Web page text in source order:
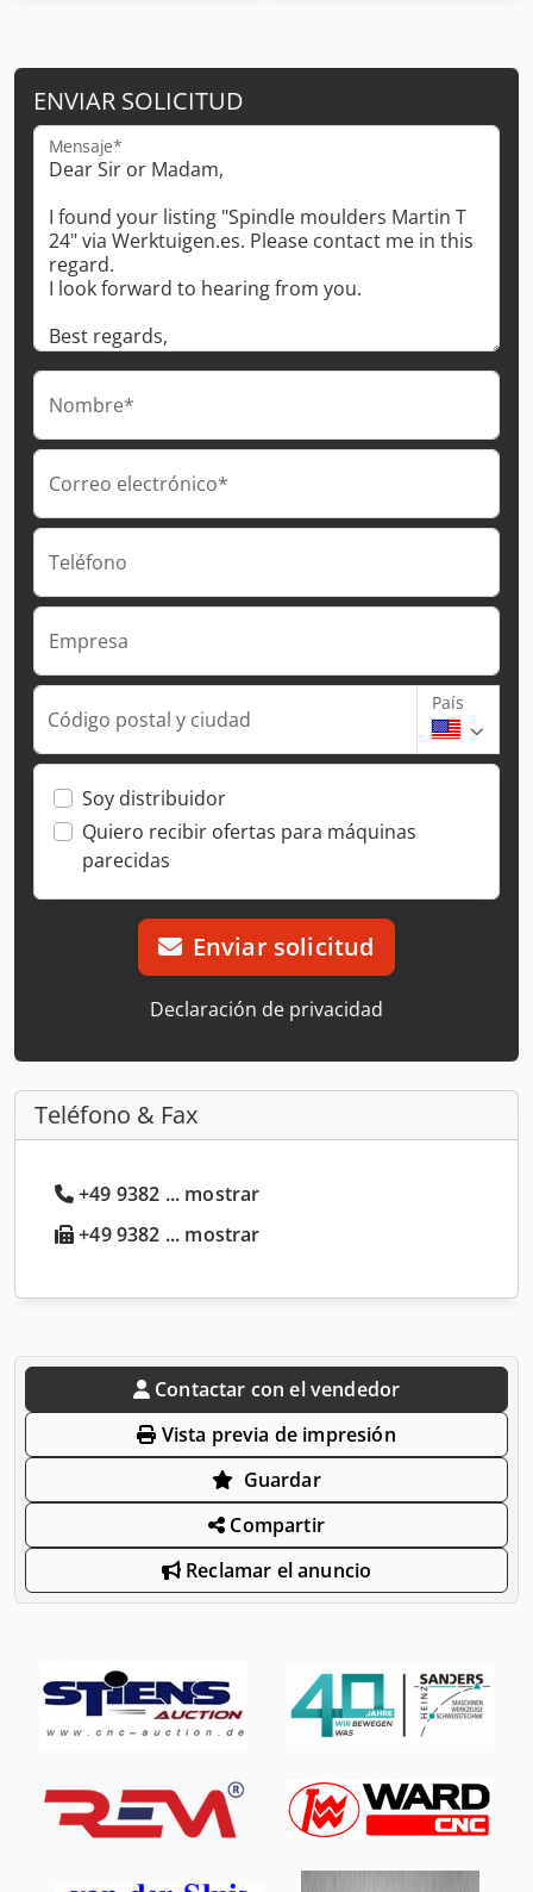
ENVIAR SOLICITUD
Mensaje*
Nombre*
Correo electrónico*
Teléfono
Empresa
Código postal y ciudad
País
Soy distribuidor
Quiero recibir ofertas para máquinas
parecidas
Enviar solicitud
Declaración de privacidad
Teléfono & Fax
+49 9382 ... mostrar
+49 9382 ... mostrar
Contactar con el vendedor
Vista previa de impresión
Guardar
Compartir
Reclamar el anuncio